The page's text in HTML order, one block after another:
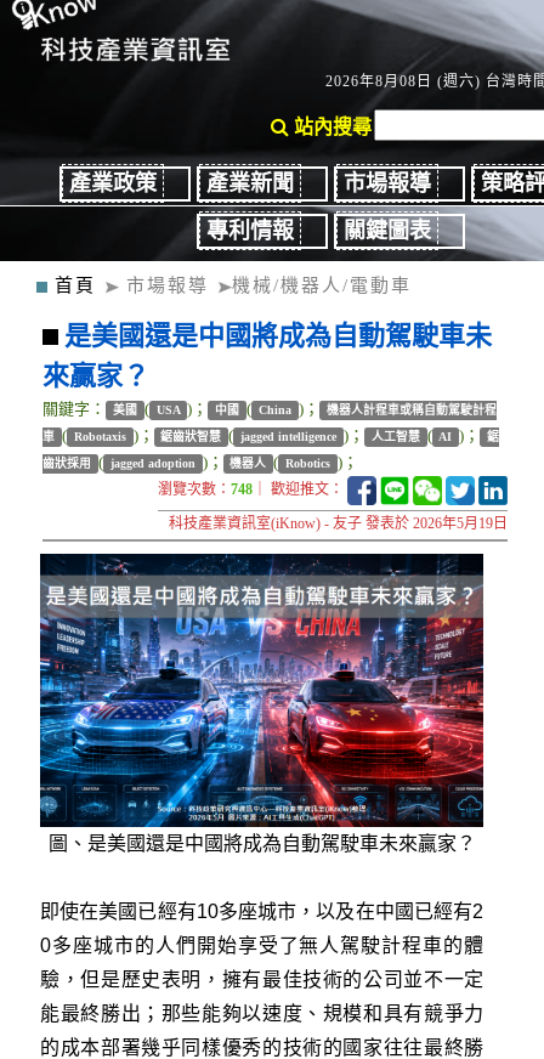
2026年8月08日 (週六) 台灣時
站內搜尋
產業政策 產業新聞 市場報導
策略
專利情報
關鍵圖表
首頁 市場報導 機械/機器人/電動車
是美國還是中國將成為自動駕駛車未
來贏家？
關鍵字： 美國 ( USA )； 中國 ( China )；
機器人計程車或稱自動駕駛計程
車 ( Robotaxis )； 鋸齒狀智慧 ( jagged intelligence )； 人工智慧 ( AI )； 鋸
齒狀採用
( jagged adoption )； 機器人 ( Robotics )；
瀏覽次數：748 ｜ 歡迎推文：
科技產業資訊室(iKnow) - 友子 發表於 2026年5月19日
圖、是美國還是中國將成為自動駕駛車未來贏家？
即使在美國已經有10多座城市，以及在中國已經有2
0多座城市的人們開始享受了無人駕駛計程車的體
驗，但是歷史表明，擁有最佳技術的公司並不一定
能最終勝出；那些能夠以速度、規模和具有競爭力
的成本部署幾乎同樣優秀的技術的國家往往最終勝